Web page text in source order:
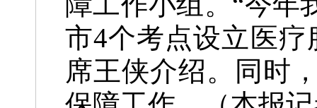
市4个考点设立医
席王侠介绍。同时